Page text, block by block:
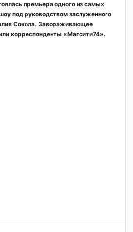
премьера одного из самых
под руководством заслуженного
Сокола. Завораживающее
корреспонденты «Магсити74».